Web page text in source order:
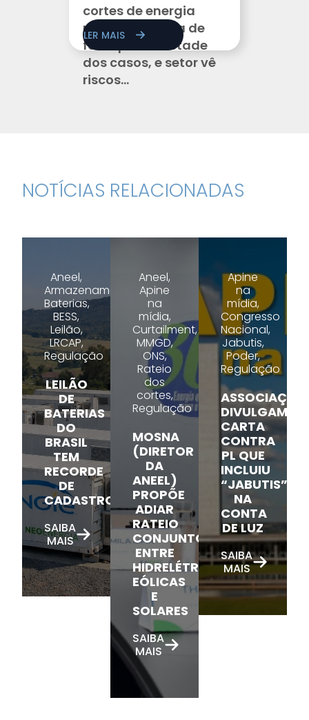
cortes de energia
renovável deixa de
fora quase metade
dos casos, e setor vê
riscos...
LER MAIS
NOTÍCIAS RELACIONADAS
Aneel,
Armazenamento,
Baterias,
BESS,
Leilão,
LRCAP,
Regulação
LEILÃO
DE
BATERIAS
DO
BRASIL
TEM
RECORDE
DE
CADASTROS
SAIBA
MAIS
Aneel,
Apine
na
mídia,
Curtailment,
MMGD,
ONS,
Rateio
dos
cortes,
Regulação
MOSNA
(DIRETOR
DA
ANEEL)
PROPÕE
ADIAR
RATEIO
CONJUNTO
ENTRE
HIDRELÉTRICAS,
EÓLICAS
E
SOLARES
SAIBA
MAIS
Apine
na
mídia,
Congresso
Nacional,
Jabutis,
Poder,
Regulação
DIVULGAM
CARTA
CONTRA
PL QUE
INCLUIU
“JABUTIS”
NA
CONTA
DE LUZ
SAIBA
MAIS